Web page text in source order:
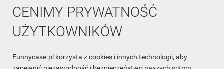
CENIMY PRYWATNOŚĆ
UŻYTKOWNIKÓW
Funnycase.pl korzysta z cookies i innych technologii, aby
INFORMACJA O SKLEPIE